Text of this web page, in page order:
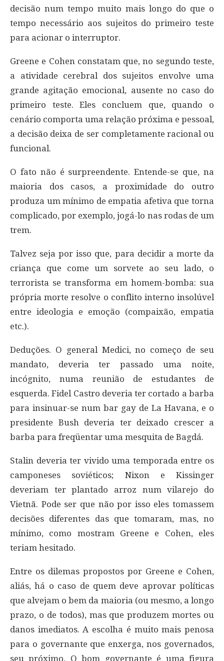
decisão num tempo muito mais longo do que o
tempo necessário aos sujeitos do primeiro teste
para acionar o interruptor.
Greene e Cohen constatam que, no segundo teste,
a atividade cerebral dos sujeitos envolve uma
grande agitação emocional, ausente no caso do
primeiro teste. Eles concluem que, quando o
cenário comporta uma relação próxima e pessoal,
a decisão deixa de ser completamente racional ou
funcional.
O fato não é surpreendente. Entende-se que, na
maioria dos casos, a proximidade do outro
produza um mínimo de empatia afetiva que torna
complicado, por exemplo, jogá-lo nas rodas de um
trem.
Talvez seja por isso que, para decidir a morte da
criança que come um sorvete ao seu lado, o
terrorista se transforma em homem-bomba: sua
própria morte resolve o conflito interno insolúvel
entre ideologia e emoção (compaixão, empatia
etc.).
Deduções. O general Medici, no começo de seu
mandato, deveria ter passado uma noite,
incógnito, numa reunião de estudantes de
esquerda. Fidel Castro deveria ter cortado a barba
para insinuar-se num bar gay de La Havana, e o
presidente Bush deveria ter deixado crescer a
barba para freqüentar uma mesquita de Bagdá.
Stalin deveria ter vivido uma temporada entre os
camponeses soviéticos; Nixon e Kissinger
deveriam ter plantado arroz num vilarejo do
Vietnã. Pode ser que não por isso eles tomassem
decisões diferentes das que tomaram, mas, no
mínimo, como mostram Greene e Cohen, eles
teriam hesitado.
Entre os dilemas propostos por Greene e Cohen,
aliás, há o caso de quem deve aprovar políticas
que alvejam o bem da maioria (ou mesmo, a longo
prazo, o de todos), mas que produzem mortes ou
danos imediatos. A escolha é muito mais penosa
para o governante que enxerga, nos governados,
seu próximo. O bom governante é uma figura